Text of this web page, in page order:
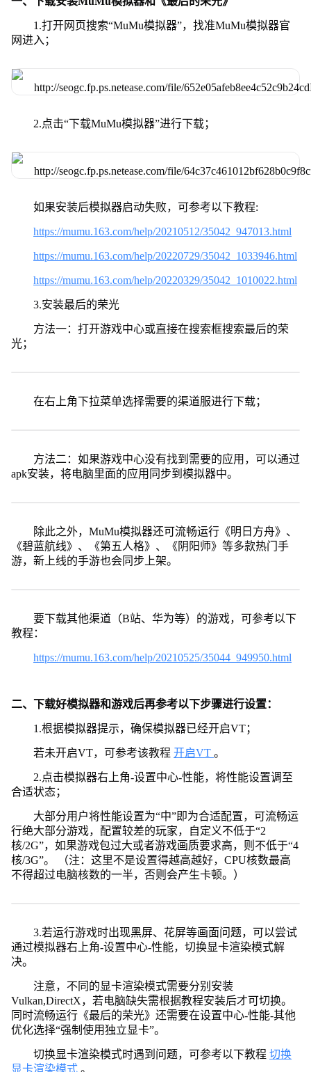
1.打开网页搜索“MuMu模拟器”，找准MuMu模拟器官
网进入；
2.点击“下载MuMu模拟器”进行下载；
如果安装后模拟器启动失败，可参考以下教程:
https://mumu.163.com/help/20210512/35042_947013.html
https://mumu.163.com/help/20220729/35042_1033946.html
https://mumu.163.com/help/20220329/35042_1010022.html
3.安装最后的荣光
方法一：打开游戏中心或直接在搜索框搜索最后的荣
光；
在右上角下拉菜单选择需要的渠道服进行下载；
方法二：如果游戏中心没有找到需要的应用，可以通过
apk安装，将电脑里面的应用同步到模拟器中。
除此之外，MuMu模拟器还可流畅运行《明日方舟》、
《碧蓝航线》、《第五人格》、《阴阳师》等多款热门手
游，新上线的手游也会同步上架。
要下载其他渠道（B站、华为等）的游戏，可参考以下
教程：
https://mumu.163.com/help/20210525/35044_949950.html
二、下载好模拟器和游戏后再参考以下步骤进行设置：
1.根据模拟器提示，确保模拟器已经开启VT；
若未开启VT，可参考该教程 开启VT 。
2.点击模拟器右上角-设置中心-性能，将性能设置调至
合适状态；
大部分用户将性能设置为“中”即为合适配置，可流畅运
行绝大部分游戏，配置较差的玩家，自定义不低于“2
核/2G”，如果游戏包过大或者游戏画质要求高，则不低于“4
核/3G”。 （注：这里不是设置得越高越好，CPU核数最高
不得超过电脑核数的一半，否则会产生卡顿。）
3.若运行游戏时出现黑屏、花屏等画面问题，可以尝试
通过模拟器右上角-设置中心-性能，切换显卡渲染模式解
决。
注意，不同的显卡渲染模式需要分别安装
Vulkan,DirectX，若电脑缺失需根据教程安装后才可切换。
同时流畅运行《最后的荣光》还需要在设置中心-性能-其他
优化选择“强制使用独立显卡”。
切换显卡渲染模式时遇到问题，可参考以下教程 切换
显卡渲染模式 。